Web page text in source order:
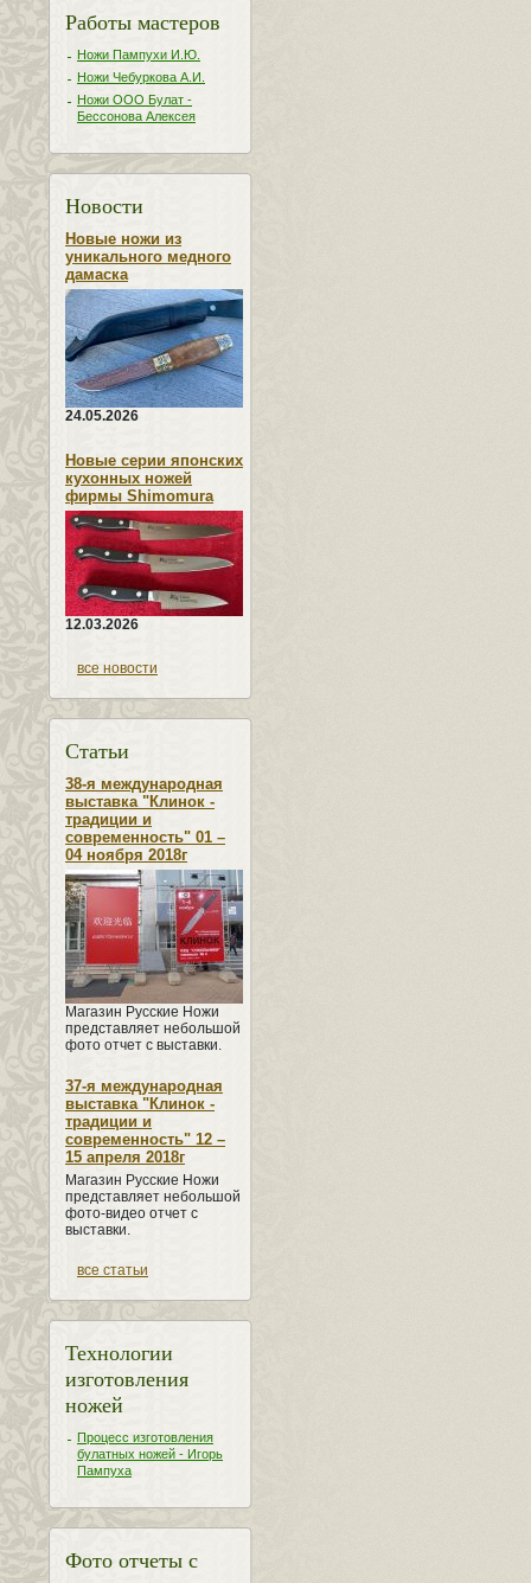
Работы мастеров
Ножи Пампухи И.Ю.
Ножи Чебуркова А.И.
Ножи ООО Булат -
Бессонова Алексея
Новости
Новые ножи из
уникального медного
дамаска
24.05.2026
Новые серии японских
кухонных ножей
фирмы Shimomura
12.03.2026
все новости
Статьи
38-я международная
выставка "Клинок -
традиции и
современность" 01 –
04 ноября 2018г
Магазин Русские Ножи
представляет небольшой
фото отчет с выставки.
37-я международная
выставка "Клинок -
традиции и
современность" 12 –
15 апреля 2018г
Магазин Русские Ножи
представляет небольшой
фото-видео отчет с
выставки.
все статьи
Технологии
изготовления
ножей
Процесс изготовления
булатных ножей - Игорь
Пампуха
Фото отчеты с